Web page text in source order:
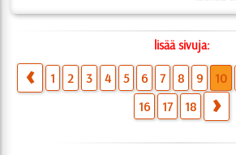
lisää sivuja:
1 2 3 4 5 6 7 8 9 10
16
17 18